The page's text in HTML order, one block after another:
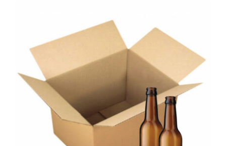
AJOUTER AU PANIER
/
DÉTAILS